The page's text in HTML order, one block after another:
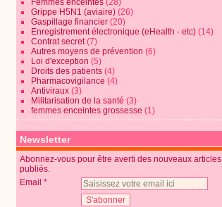
Femmes enceintes (28)
Grippe H5N1 (aviaire) (26)
Gaspillage financier (20)
Enregistrement électronique (eHealth - etc) (14)
Contrat secret(7)
Autres moyens de prévention (6)
Loi d'exception (5)
Droits des patients (4)
Pharmacovigilance (4)
Antiviraux (3)
Militarisation de la santé (3)
femmes enceintes grossesse (1)
Newsletter
Abonnez-vous pour être averti des nouveaux articles
publiés.
Email